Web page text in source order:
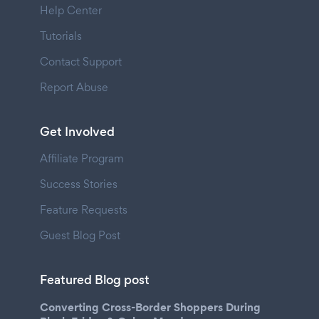
Help Center
Tutorials
Contact Support
Report Abuse
Get Involved
Affiliate Program
Success Stories
Feature Requests
Guest Blog Post
Featured Blog post
Converting Cross-Border Shoppers During